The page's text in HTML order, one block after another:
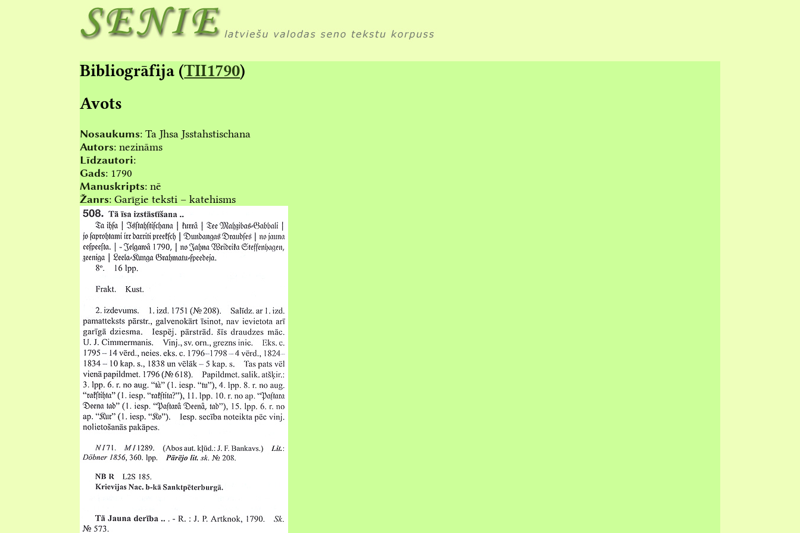
Bibliogrāfija (TII1790)
Avots
Nosaukums:Ta Jhsa Jsstahstischana
Autors:nezināms
Līdzautori:
Gads: 1790
Manuskripts:nē
Žanrs:Garīgie teksti – katehisms